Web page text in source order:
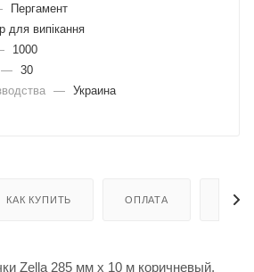
Пергамент
для випікання
1000
— 30
— Украина
КАК КУПИТЬ ОПЛАТА
Zella 285 мм х 10 м коричневый,